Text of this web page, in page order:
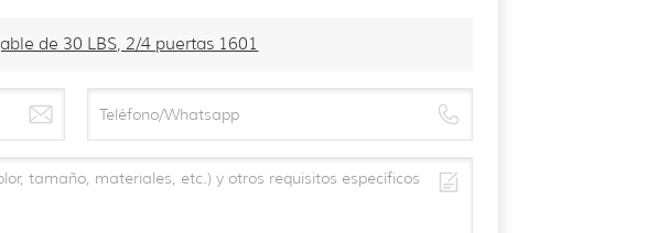
de 30 LBS, 2/4 puertas 1601